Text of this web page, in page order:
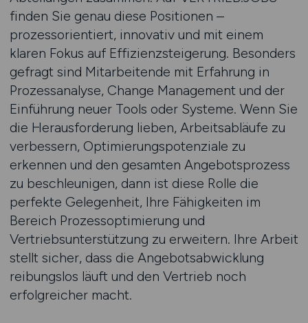
finden Sie genau diese Positionen –
prozessorientiert, innovativ und mit einem
klaren Fokus auf Effizienzsteigerung. Besonders
gefragt sind Mitarbeitende mit Erfahrung in
Prozessanalyse, Change Management und der
Einführung neuer Tools oder Systeme. Wenn Sie
die Herausforderung lieben, Arbeitsabläufe zu
verbessern, Optimierungspotenziale zu
erkennen und den gesamten Angebotsprozess
zu beschleunigen, dann ist diese Rolle die
perfekte Gelegenheit, Ihre Fähigkeiten im
Bereich Prozessoptimierung und
Vertriebsunterstützung zu erweitern. Ihre Arbeit
stellt sicher, dass die Angebotsabwicklung
reibungslos läuft und den Vertrieb noch
erfolgreicher macht.